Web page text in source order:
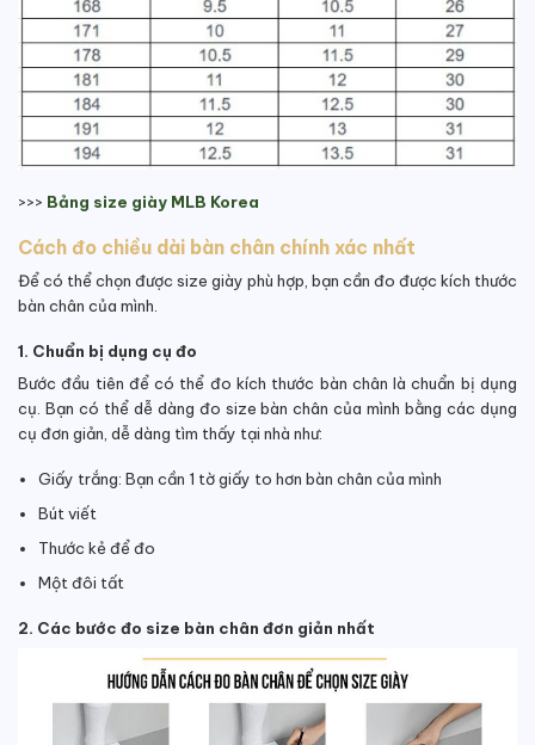
>>> Bảng size giày MLB Korea
Cách đo chiều dài bàn chân chính xác nhất
Để có thể chọn được size giày phù hợp, bạn cần đo được kích thước
bàn chân của mình.
1. Chuẩn bị dụng cụ đo
Bước đầu tiên để có thể đo kích thước bàn chân là chuẩn bị dụng
cụ. Bạn có thể dễ dàng đo size bàn chân của mình bằng các dụng
cụ đơn giản, dễ dàng tìm thấy tại nhà như:
Giấy trắng: Bạn cần 1 tờ giấy to hơn bàn chân của mình
Bút viết
Thước kẻ để đo
Một đôi tất
2. Các bước đo size bàn chân đơn giản nhất